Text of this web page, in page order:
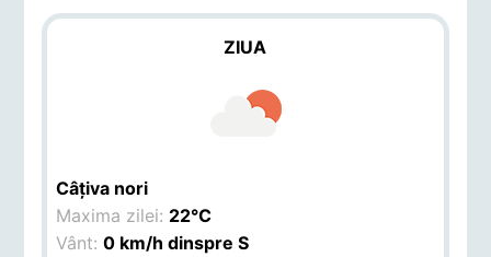
ZIUA
Câțiva nori
Maxima zilei: 22°C
Vânt:0 km/h dinspre S